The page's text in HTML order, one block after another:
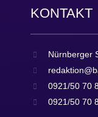
KONTAKT
Nürnberger
0921/50 70
0921/50 70